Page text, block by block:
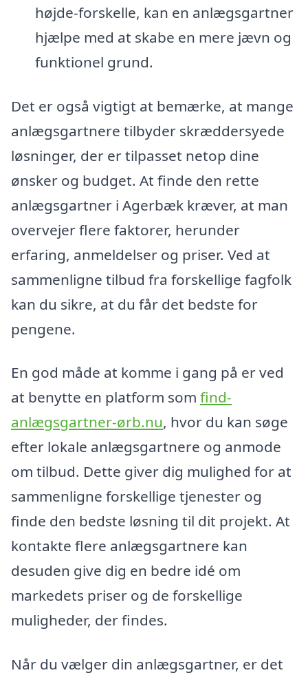
højde-forskelle, kan en anlægsgartner
hjælpe med at skabe en mere jævn og
funktionel grund.
Det er også vigtigt at bemærke, at mange
anlægsgartnere tilbyder skræddersyede
løsninger, der er tilpasset netop dine
ønsker og budget. At finde den rette
anlægsgartner i Agerbæk kræver, at man
overvejer flere faktorer, herunder
erfaring, anmeldelser og priser. Ved at
sammenligne tilbud fra forskellige fagfolk
kan du sikre, at du får det bedste for
pengene.
En god måde at komme i gang på er ved
at benytte en platform som find-
anlægsgartner-ørb.nu, hvor du kan søge
efter lokale anlægsgartnere og anmode
om tilbud. Dette giver dig mulighed for at
sammenligne forskellige tjenester og
finde den bedste løsning til dit projekt. At
kontakte flere anlægsgartnere kan
desuden give dig en bedre idé om
markedets priser og de forskellige
muligheder, der findes.
Når du vælger din anlægsgartner, er det